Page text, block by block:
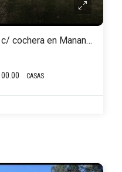
Casa en alquiler temporario c/ cochera en Manantiales
CASAS